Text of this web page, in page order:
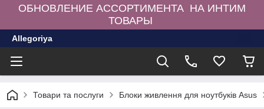
ОБНОВЛЕНИЕ АССОРТИМЕНТА НА ИНТИМ
ТОВАРЫ
Allegoriya
Товари та послуги Блоки живлення для ноутбуків Asus